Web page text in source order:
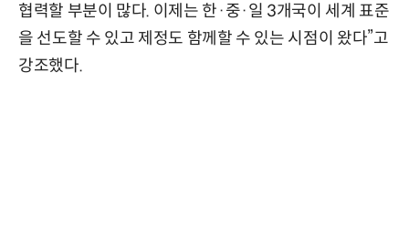
협력할 부분이 많다. 이제는 한·중·일 3개국이 세계 표준
을 선도할 수 있고 제정도 함께할 수 있는 시점이 왔다”고
강조했다.